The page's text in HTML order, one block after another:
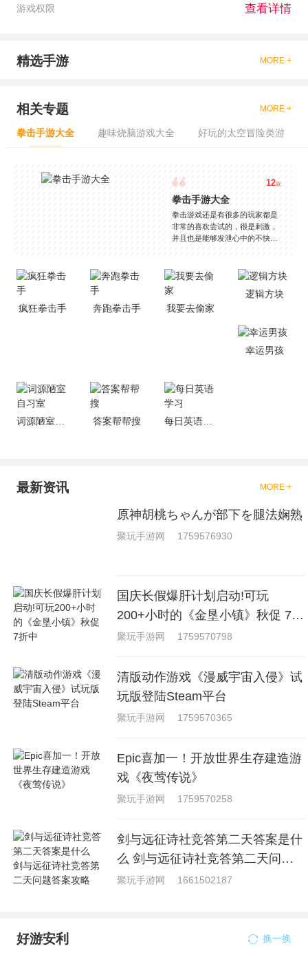
游戏权限 查看详情
精选手游 MORE +
相关专题 MORE +
拳击手游大全 趣味烧脑游戏大全 好玩的太空冒险类游
12款
拳击手游大全
拳击游戏还是有很多的玩家都是
非常的喜欢尝试的，很是刺激，
并且也是能够发泄心中的不快
是一些格斗的游戏，其实是非常
的有趣，也是相当的刺激的，游
戏中是有一些不同的场景都是能
够去进行体验的，我们也是能够
就是收集了一些有意思的拳击游
戏，相信你们一定会喜欢的。
疯狂拳击手 奔跑拳击手 我要去偷家
逻辑方块
幸运男孩
答案帮帮搜 每日英语学习
最新资讯 MORE +
原神胡桃ちゃんが部下を腿法娴熟
聚玩手游网 1759576930
国庆长假爆肝计划启动!可玩
200+小时的《金垦小镇》秋促 7折
中
聚玩手游网 1759570798
清版动作游戏《漫威宇宙入侵》试
玩版登陆Steam平台
聚玩手游网 1759570365
Epic喜加一！开放世界生存建造游
戏《夜莺传说》
聚玩手游网 1759570258
剑与远征诗社竞答第二天答案是什
么 剑与远征诗社竞答第二天问题
答案攻略
聚玩手游网 1661502187
好游安利 换一换